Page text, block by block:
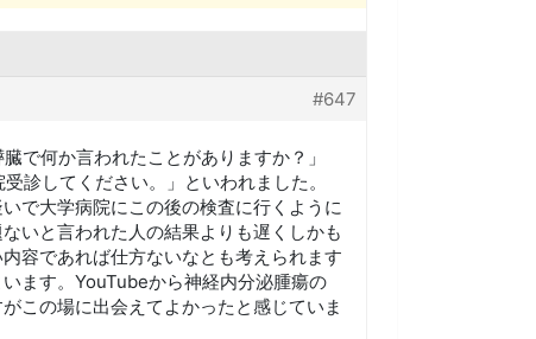
#647
で何か言われたことがありますか？」
診してください。」といわれました。
で大学病院にこの後の検査に行くように
いと言われた人の結果よりも遅くしかも
容であれば仕方ないなとも考えられます
ます。YouTubeから神経内分泌腫瘍の
この場に出会えてよかったと感じていま